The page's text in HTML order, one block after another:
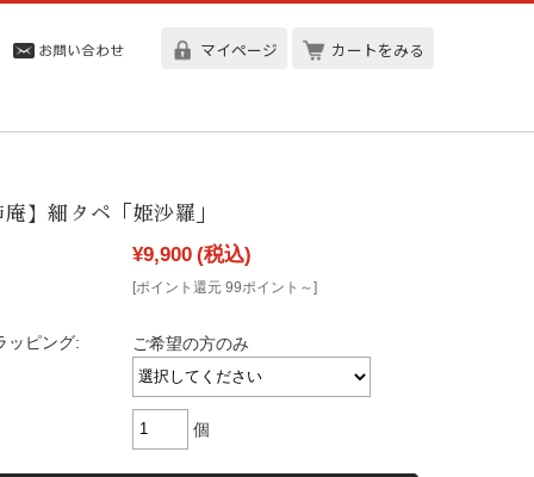
マイページ カートをみる
庵】細タペ「姫沙羅」
¥9,900 (税込)
[ポイント還元 99ポイント～]
ッピング: ご希望の方のみ
個